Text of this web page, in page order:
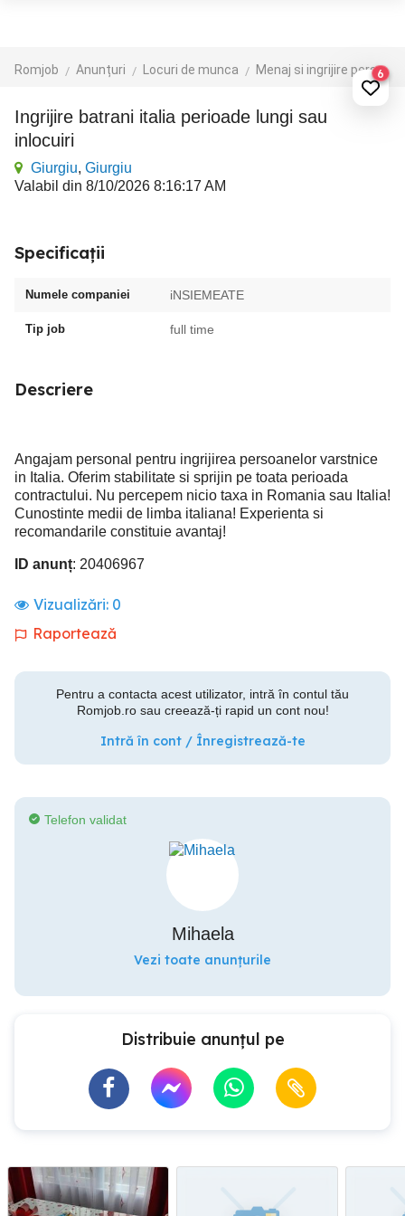
Romjob Anunțuri Locuri de munca Menaj si ingrijire persoane6
Ingrijire batrani italia perioade lungi sau
inlocuiri
Giurgiu, Giurgiu
Valabil din 8/10/2026 8:16:17 AM
Specificații
Numele companiei iNSIEMEATE
Tip job full time
Descriere
Angajam personal pentru ingrijirea persoanelor varstnice
in Italia. Oferim stabilitate si sprijin pe toata perioada
contractului. Nu percepem nicio taxa in Romania sau Italia!
Cunostinte medii de limba italiana! Experienta si
recomandarile constituie avantaj!
ID anunț: 20406967
Vizualizări: 0
Raportează
Pentru a contacta acest utilizator, intră în contul tău
Romjob.ro sau creează-ți rapid un cont nou!
Intră în cont / Înregistrează-te
Telefon validat
Mihaela
Vezi toate anunțurile
Distribuie anunțul pe